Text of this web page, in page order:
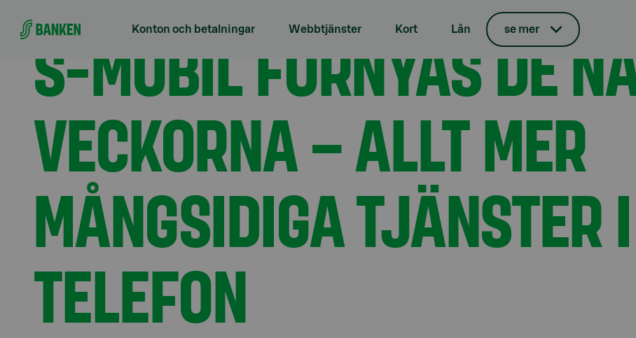
Konton och betalningar Webbtjänster Kort Lån se mer
S-mobil förnyas de närmaste veckorna – allt mer mångsidiga tjänster i din telefon
S-MOBIL FÖRNYAS DE
VECKORNA – ALLT MER
MÅNGSIDIGA TJÄNSTER
TELEFON